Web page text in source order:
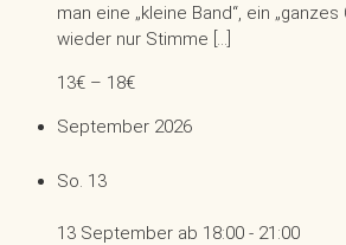
man eine „kleine Band“, ein
wieder nur Stimme […]
13€ – 18€
September 2026
So. 13
13 September ab 18:00 - 21:00